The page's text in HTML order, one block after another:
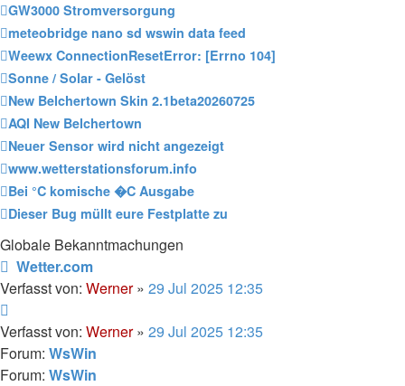
GW3000 Stromversorgung
meteobridge nano sd wswin data feed
Weewx ConnectionResetError: [Errno 104]
Sonne / Solar - Gelöst
New Belchertown Skin 2.1beta20260725
AQI New Belchertown
Neuer Sensor wird nicht angezeigt
www.wetterstationsforum.info
Bei °C komische �C Ausgabe
Dieser Bug müllt eure Festplatte zu
Globale Bekanntmachungen
Wetter.com
Verfasst von: Werner» 29 Jul 2025 12:35
Verfasst von: Werner» 29 Jul 2025 12:35
Forum: WsWin
Forum: WsWin